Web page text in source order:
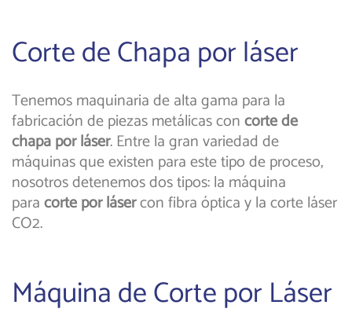
Corte de Chapa por láser
Tenemos maquinaria de alta gama para la
fabricación de piezas metálicas concorte de
chapa por láser. Entre la gran variedad de
máquinas que existen para este tipo de proceso,
nosotros detenemos dos tipos: la máquina
paracorte por lásercon fibra óptica y la corte láser
CO2.
Máquina de Corte por Láser